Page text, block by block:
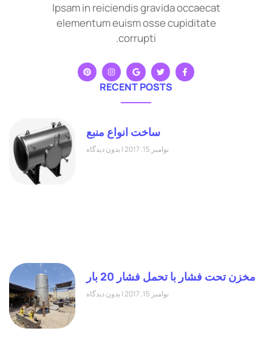
Ipsam in reiciendis gravida occaecat
elementum euism osse cupiditate
corrupti.
RECENT POSTS
ساخت انواع منبع
نوامبر 15, 2017 بدون دیدگاه
مخزن تحت فشار با تحمل فشار 20 بار
نوامبر 15, 2017 بدون دیدگاه